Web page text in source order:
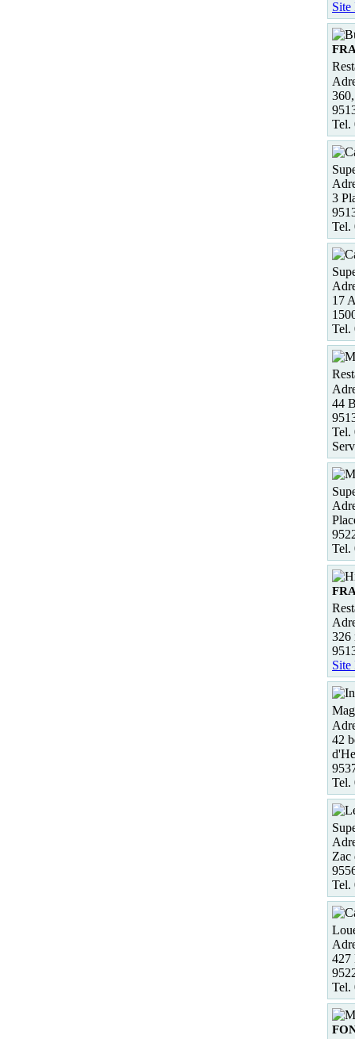
Site
Tel.
3
Tel.
17
Tel.
44
Tel.
Tel.
326
Site
42
Tel.
Zac
Tel.
427
Tel.